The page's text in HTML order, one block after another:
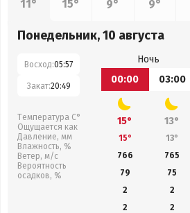
11°
15°
9°
9°
Понедельник, 10 августа
Восход:05:57
Закат:20:49
Температура С°
Ощущается как
Давление, мм
Влажность, %
Ветер, м/с
Вероятность
осадков, %
Ночь
00:00
03:00
15° 13°
15° 13°
766
765
79
75
2
2
2
2